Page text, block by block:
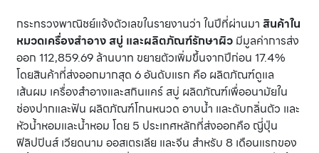
กระทรวงพาณิชย์แจ้งตัวเลขในรายงานว่า ในปีที่ผ่านมา สินค้าใน
หมวดเครื่องสำอาง สบู่ และผลิตภัณฑ์รักษาผิว มีมูลค่าการส่ง
ออก 112,859.69 ล้านบาท ขยายตัวเพิ่มขึ้นจากปีก่อน 17.4%
โดยสินค้าที่ส่งออกมากสุด 6 อันดับแรก คือ ผลิตภัณฑ์ดูแล
เส้นผม เครื่องสำอางและสกินแคร์ สบู่ ผลิตภัณฑ์เพื่ออนามัยใน
ช่องปากและฟัน ผลิตภัณฑ์โกนหนวด อาบน้ำ และดับกลิ่นตัว และ
หัวน้ำหอมและน้ำหอม โดย 5 ประเทศหลักที่ส่งออกคือ ญี่ปุ่น
ฟิลิปปินส์ เวียดนาม ออสเตรเลีย และจีน สำหรับ 8 เดือนแรกของ